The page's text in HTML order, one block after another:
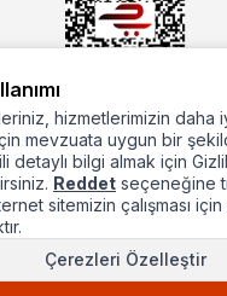
hizmetlerimizin daha
mevzuata uygun bir
detaylı bilgi almak için
Reddet seçeneğine
sitemizin çalışması
Çerezleri Özelleştir